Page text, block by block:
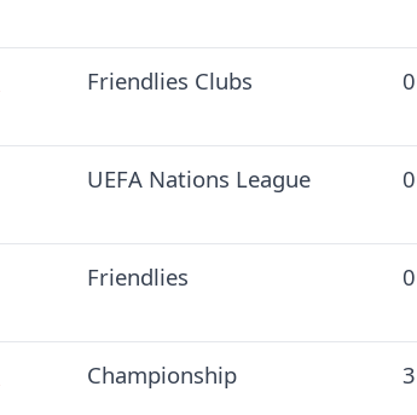
Friendlies Clubs 0
UEFA Nations League 0
Friendlies 0
Championship 3